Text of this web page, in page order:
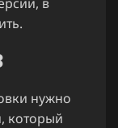
нужно
который